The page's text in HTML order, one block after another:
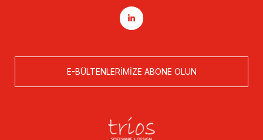
E-BÜLTENLERIMIZE ABONE OLUN